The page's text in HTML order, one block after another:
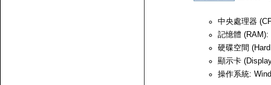
中央處理器
記憶體
硬碟空間
顯示卡
操作系統: